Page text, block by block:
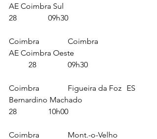
AE Coimbra Sul
28		09h30
Coimbra		Coimbra
AE Coimbra Oeste
	28		09h30
Coimbra		Figueira da Foz	ES
Bernardino Machado
28		10h00
Coimbra		Mont.-o-Velho